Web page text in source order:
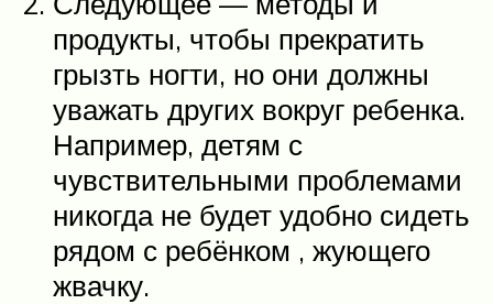
продукты, чтобы прекратить
грызть ногти, но они должны
уважать других вокруг ребенка.
Например, детям с
чувствительными проблемами
никогда не будет удобно сидеть
рядом с ребёнком , жующего
жвачку.